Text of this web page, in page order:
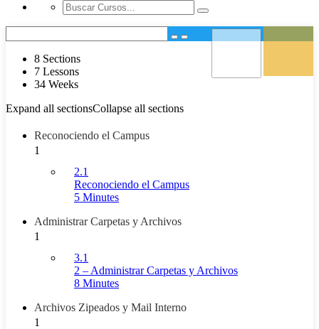
8 Sections
7 Lessons
34 Weeks
Expand all sectionsCollapse all sections
Reconociendo el Campus
1
2.1
Reconociendo el Campus
5 Minutes
Administrar Carpetas y Archivos
1
3.1
2 – Administrar Carpetas y Archivos
8 Minutes
Archivos Zipeados y Mail Interno
1